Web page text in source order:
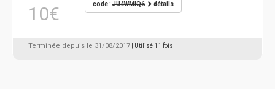
10€ code :JU4WMIQ6 détails
Terminée depuis le 31/08/2017 | Utilisé 11 fois